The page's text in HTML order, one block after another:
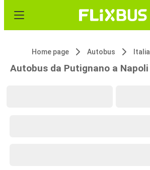
Home page Autobus Italia
Autobus da Putignano a Napoli